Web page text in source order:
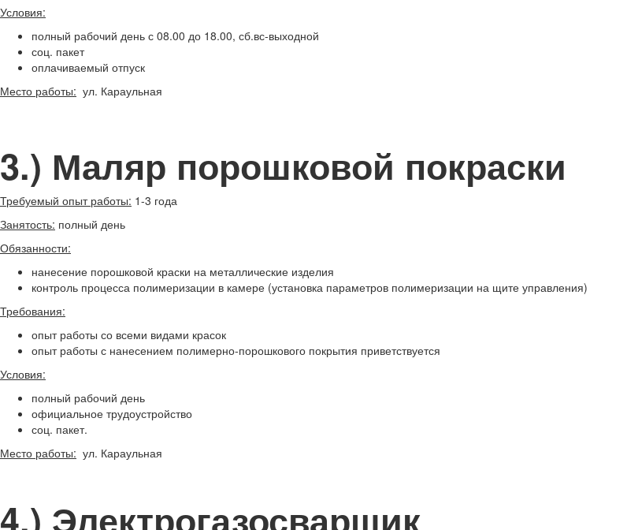
Условия:
полный рабочий день с 08.00 до 18.00, сб.вс-выходной
соц. пакет
оплачиваемый отпуск
Место работы: ул. Караульная
3.) Маляр порошковой покраски
Требуемый опыт работы: 1-3 года
Занятость: полный день
Обязанности:
нанесение порошковой краски на металлические изделия
контроль процесса полимеризации в камере (установка параметров полимеризации на щите управления)
Требования:
опыт работы со всеми видами красок
опыт работы с нанесением полимерно-порошкового покрытия приветствуется
Условия:
полный рабочий день
официальное трудоустройство
соц. пакет.
Место работы: ул. Караульная
4.) Электрогазосварщик